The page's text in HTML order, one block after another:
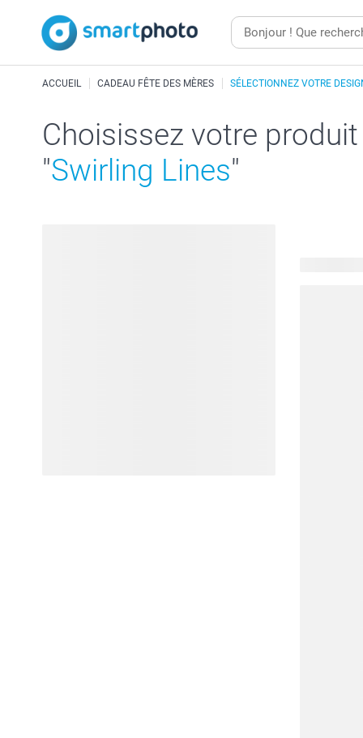
ACCUEIL CADEAU FÊTE DES MÈRES SÉLECTIONNEZ VOTRE
Choisissez votre
"Swirling Lines"